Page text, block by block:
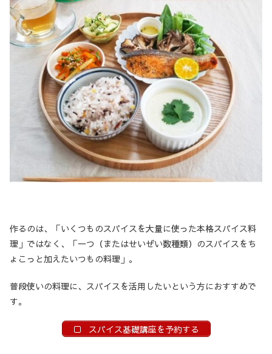
作るのは、「いくつものスパイスを大量に使った本格スパイス料
理」ではなく、「一つ（またはせいぜい数種類）のスパイスをち
ょこっと加えたいつもの料理」。
普段使いの料理に、スパイスを活用したいという方におすすめで
す。
スパイス基礎講座を予約する